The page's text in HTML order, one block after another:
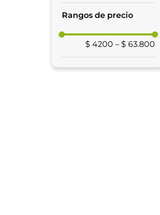
Aseo y Limpieza
Rangos de precio
$ 4200 – $ 63.800